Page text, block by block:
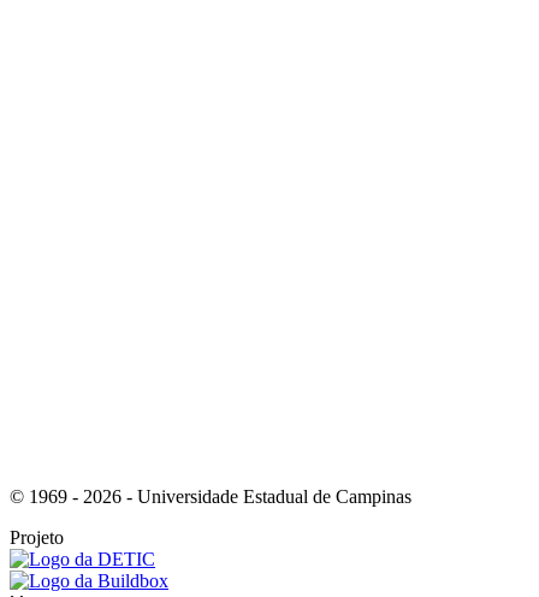
© 1969 - 2026 - Universidade Estadual de Campinas
Projeto